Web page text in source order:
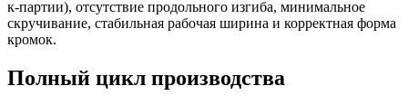
к-партии), отсутствие продольного изгиба, минимальное
скручивание, стабильная рабочая ширина и корректная форма
кромок.
Полный цикл производства